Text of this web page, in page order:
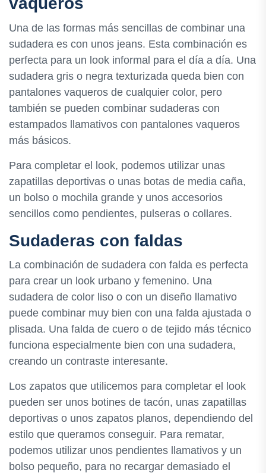
Una de las formas más sencillas de combinar una
sudadera es con unos jeans. Esta combinación es
perfecta para un look informal para el día a día. Una
sudadera gris o negra texturizada queda bien con
pantalones vaqueros de cualquier color, pero
también se pueden combinar sudaderas con
estampados llamativos con pantalones vaqueros
más básicos.
Para completar el look, podemos utilizar unas
zapatillas deportivas o unas botas de media caña,
un bolso o mochila grande y unos accesorios
sencillos como pendientes, pulseras o collares.
Sudaderas con faldas
La combinación de sudadera con falda es perfecta
para crear un look urbano y femenino. Una
sudadera de color liso o con un diseño llamativo
puede combinar muy bien con una falda ajustada o
plisada. Una falda de cuero o de tejido más técnico
funciona especialmente bien con una sudadera,
creando un contraste interesante.
Los zapatos que utilicemos para completar el look
pueden ser unos botines de tacón, unas zapatillas
deportivas o unos zapatos planos, dependiendo del
estilo que queramos conseguir. Para rematar,
podemos utilizar unos pendientes llamativos y un
bolso pequeño, para no recargar demasiado el